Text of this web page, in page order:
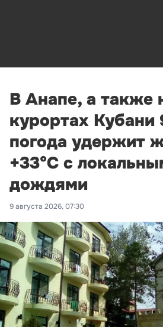
В Анапе, а также
курортах Кубани
погода удержит
+33°С с
дождями
9 августа 2026, 07:30